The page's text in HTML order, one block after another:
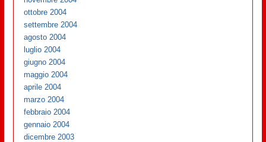
ottobre 2004
settembre 2004
agosto 2004
luglio 2004
giugno 2004
maggio 2004
aprile 2004
marzo 2004
febbraio 2004
gennaio 2004
dicembre 2003